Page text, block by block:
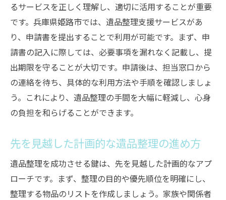
るサービスを正しく理解し、適切に活用することが重要
です。兵庫県姫路市では、遺品整理支援サービスがあ
り、申請書を提出することで利用が可能です。まず、申
請書の記入に際しては、必要事項を漏れなく記載し、提
出期限を守ることが大切です。申請後は、担当窓口から
の連絡を待ち、具体的な利用方法や手順を確認しましょ
う。これにより、遺品整理の手間を大幅に軽減し、心身
の負担を和らげることができます。
先を見越した計画的な遺品整理の進め方
遺品整理を成功させる鍵は、先を見越した計画的なアプ
ローチです。まず、整理の目的や優先順位を明確にし、
整理する物品のリストを作成しましょう。家族や関係者